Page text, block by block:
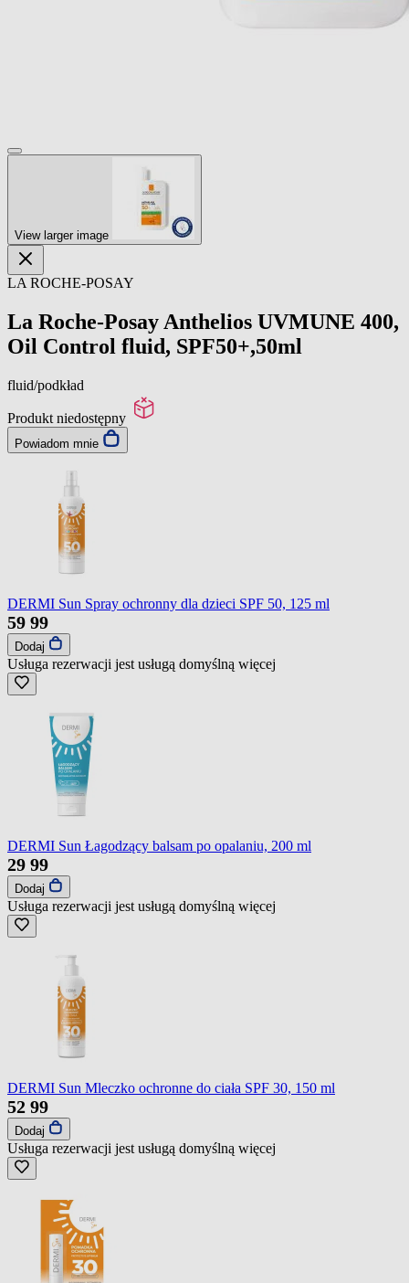
View larger image
LA ROCHE-POSAY
La Roche-Posay Anthelios UVMUNE 400,
Oil Control fluid, SPF50+,50ml
fluid/podkład
Produkt niedostępny
Powiadom mnie
DERMI Sun Spray ochronny dla dzieci SPF 50, 125 ml
59 99
Dodaj
Usługa rezerwacji jest usługą domyślną więcej
DERMI Sun Łagodzący balsam po opalaniu, 200 ml
29 99
Dodaj
Usługa rezerwacji jest usługą domyślną więcej
DERMI Sun Mleczko ochronne do ciała SPF 30, 150 ml
52 99
Dodaj
Usługa rezerwacji jest usługą domyślną więcej